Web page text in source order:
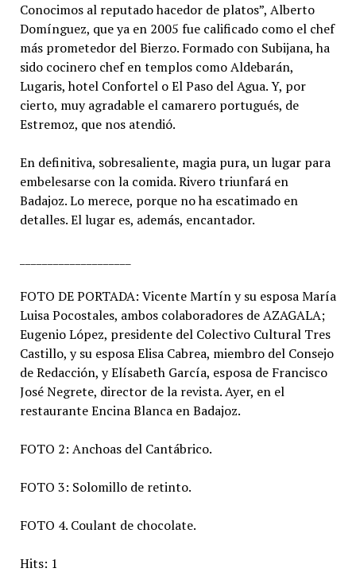
Conocimos al reputado hacedor de platos”, Alberto
Domínguez, que ya en 2005 fue calificado como el chef
más prometedor del Bierzo. Formado con Subijana, ha
sido cocinero chef en templos como Aldebarán,
Lugaris, hotel Confortel o El Paso del Agua. Y, por
cierto, muy agradable el camarero portugués, de
Estremoz, que nos atendió.
En definitiva, sobresaliente, magia pura, un lugar para
embelesarse con la comida. Rivero triunfará en
Badajoz. Lo merece, porque no ha escatimado en
detalles. El lugar es, además, encantador.
FOTO DE PORTADA: Vicente Martín y su esposa María
Luisa Pocostales, ambos colaboradores de AZAGALA;
Eugenio López, presidente del Colectivo Cultural Tres
Castillo, y su esposa Elisa Cabrea, miembro del Consejo
de Redacción, y Elísabeth García, esposa de Francisco
José Negrete, director de la revista. Ayer, en el
restaurante Encina Blanca en Badajoz.
FOTO 2: Anchoas del Cantábrico.
FOTO 3: Solomillo de retinto.
FOTO 4. Coulant de chocolate.
Hits: 1